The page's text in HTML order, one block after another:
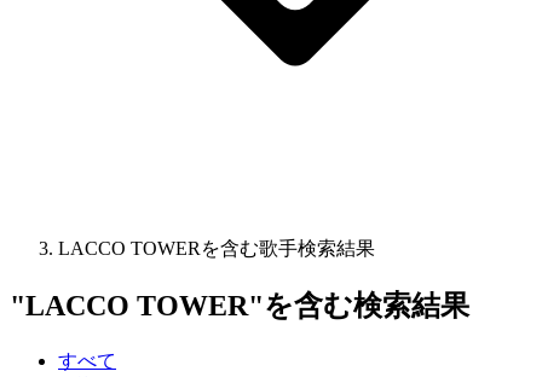
LACCO TOWERを含む歌手検索結果
"LACCO TOWER"を含む検索結果
すべて